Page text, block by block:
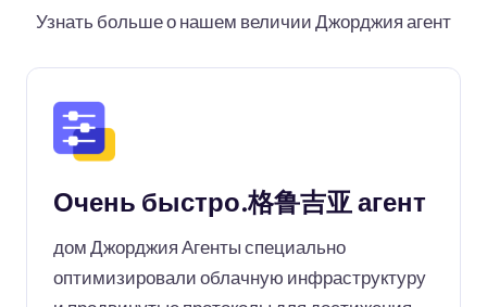
Узнать больше о нашем величии Джорджия агент
Очень быстро.格鲁吉亚 агент
дом Джорджия Агенты специально
оптимизировали облачную инфраструктуру